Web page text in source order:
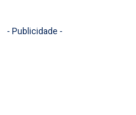
- Publicidade -